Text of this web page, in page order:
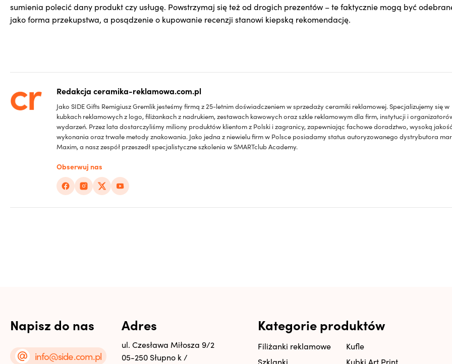
sumienia polecić dany produkt czy usługę. Powstrzymaj się też od drogich prezentów – te faktycznie mogą być
jako forma przekupstwa, a posądzenie o kupowanie recenzji stanowi kiepską rekomendację.
Redakcja ceramika-reklamowa.com.pl
Jako SIDE Gifts Remigiusz Gremlik jesteśmy firmą z 25-letnim doświadczeniem w sprzedaży ceramiki reklamowej. Specjalizujemy się w
kubkach reklamowych z logo, filiżankach z nadrukiem, zestawach kawowych oraz szkle reklamowym dla firm, instytucji i
wydarzeń. Przez lata dostarczyliśmy miliony produktów klientom z Polski i zagranicy, zapewniając fachowe doradztwo, wysoką jakość
wykonania oraz trwałe metody znakowania. Jako jedna z niewielu firm w Polsce posiadamy status autoryzowanego dystrybutora
Maxim, a nasz zespół przeszedł specjalistyczne szkolenia w SMARTclub Academy.
Obserwuj nas
Napisz do nas
info@side.com.pl
Adres
ul. Czesława Miłosza 9/2
05-250 Słupno k /
Kategorie produktów
Filiżanki reklamowe
Kufle
Szklanki
Kubki Art Print